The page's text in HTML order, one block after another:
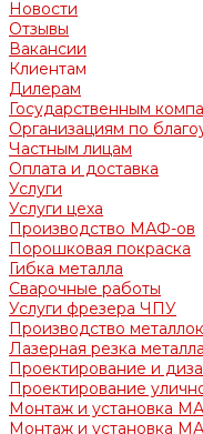
Новости
Отзывы
Вакансии
Клиентам
Дилерам
Государственным
Организациям по
Частным лицам
Оплата и доставка
Услуги
Услуги цеха
Производство МАФ-ов
Порошковая покраска
Гибка металла
Сварочные работы
Услуги фрезера ЧПУ
Производство
Лазерная резка металла
Проектирование и
Проектирование
Монтаж и установка
Монтаж и установка